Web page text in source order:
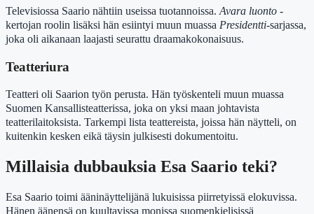
Televisiossa Saario nähtiin useissa tuotannoissa. Avara luonto -
kertojan roolin lisäksi hän esiintyi muun muassa Presidentti-sarjassa,
joka oli aikanaan laajasti seurattu draamakokonaisuus.
Teatteriura
Teatteri oli Saarion työn perusta. Hän työskenteli muun muassa
Suomen Kansallisteatterissa, joka on yksi maan johtavista
teatterilaitoksista. Tarkempi lista teattereista, joissa hän näytteli, on
kuitenkin kesken eikä täysin julkisesti dokumentoitu.
Millaisia dubbauksia Esa Saario teki?
Esa Saario toimi ääninäyttelijänä lukuisissa piirretyissä elokuvissa.
Hänen äänensä on kuultavissa monissa suomenkielisissä